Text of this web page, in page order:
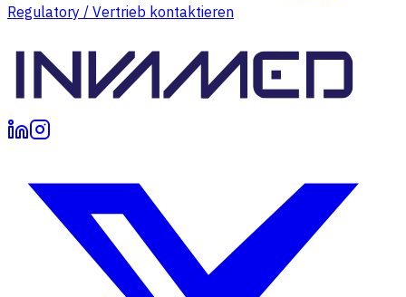
Regulatory / Vertrieb kontaktieren